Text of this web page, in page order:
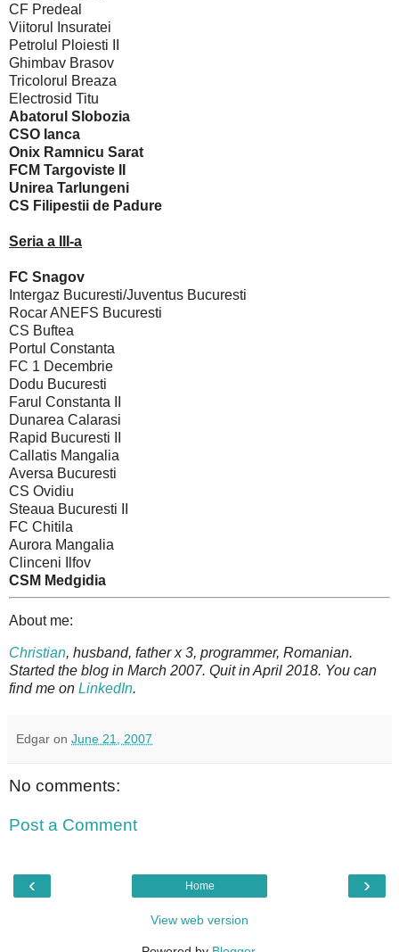
CF Predeal
Viitorul Insuratei
Petrolul Ploiesti II
Ghimbav Brasov
Tricolorul Breaza
Electrosid Titu
Abatorul Slobozia
CSO Ianca
Onix Ramnicu Sarat
FCM Targoviste II
Unirea Tarlungeni
CS Filipestii de Padure
Seria a III-a
FC Snagov
Intergaz Bucuresti/Juventus Bucuresti
Rocar ANEFS Bucuresti
CS Buftea
Portul Constanta
FC 1 Decembrie
Dodu Bucuresti
Farul Constanta II
Dunarea Calarasi
Rapid Bucuresti II
Callatis Mangalia
Aversa Bucuresti
CS Ovidiu
Steaua Bucuresti II
FC Chitila
Aurora Mangalia
Clinceni Ilfov
CSM Medgidia
About me:
Christian, husband, father x 3, programmer, Romanian.
Started the blog in March 2007. Quit in April 2018. You can
find me on LinkedIn.
Edgar on June 21, 2007
No comments:
Post a Comment
‹ ›
Home
View web version